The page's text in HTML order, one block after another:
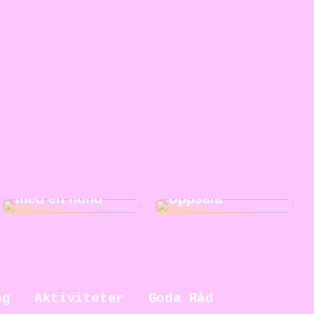
med en hund
Uppsala
Aktiviteter Goda Råd